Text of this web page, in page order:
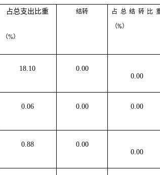
占总支出比重
（%）
结转 占总结转比
（%）
18.10
0.00
0.00
0.06 0.00 0.00
0.88
0.00
0.00